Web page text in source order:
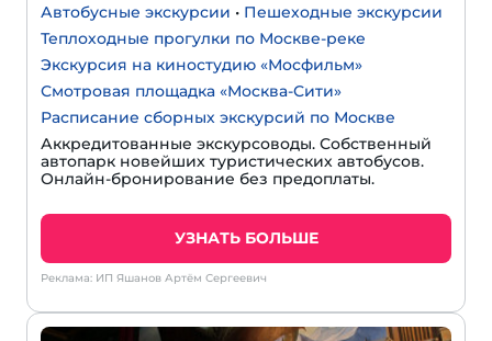
Автобусные экскурсии • Пешеходные экскурсии
Теплоходные прогулки по Москве-реке
Экскурсия на киностудию «Мосфильм»
Смотровая площадка «Москва-Сити»
Расписание сборных экскурсий по Москве
Аккредитованные экскурсоводы. Собственный
автопарк новейших туристических автобусов.
Онлайн-бронирование без предоплаты.
УЗНАТЬ БОЛЬШЕ
Реклама: ИП Яшанов Артём Сергеевич